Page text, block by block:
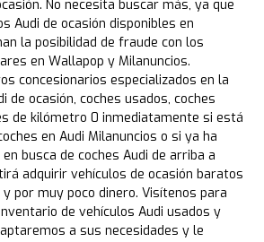
No necesita buscar más, ya que
Audi de ocasión disponibles en
la posibilidad de fraude con los
en Wallapop y Milanuncios.
concesionarios especializados en la
de ocasión, coches usados, coches
de kilómetro 0 inmediatamente si está
en Audi Milanuncios o si ya ha
busca de coches Audi de arriba a
adquirir vehículos de ocasión baratos
por muy poco dinero. Visítenos para
de vehículos Audi usados y
a sus necesidades y le